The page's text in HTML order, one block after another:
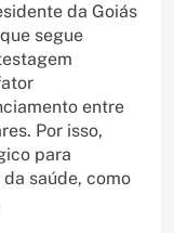
da Goiás
segue
entre
Por isso,
para
saúde, como